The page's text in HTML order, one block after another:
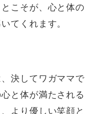
こそが、心と体の
てくれます。
決してワガママで
と体が満たされる
より優しい笑顔と